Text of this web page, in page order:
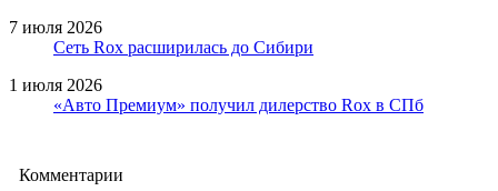
7 июля 2026
Сеть Rox расширилась до Сибири
1 июля 2026
«Авто Премиум» получил дилерство Rox в СПб
Комментарии